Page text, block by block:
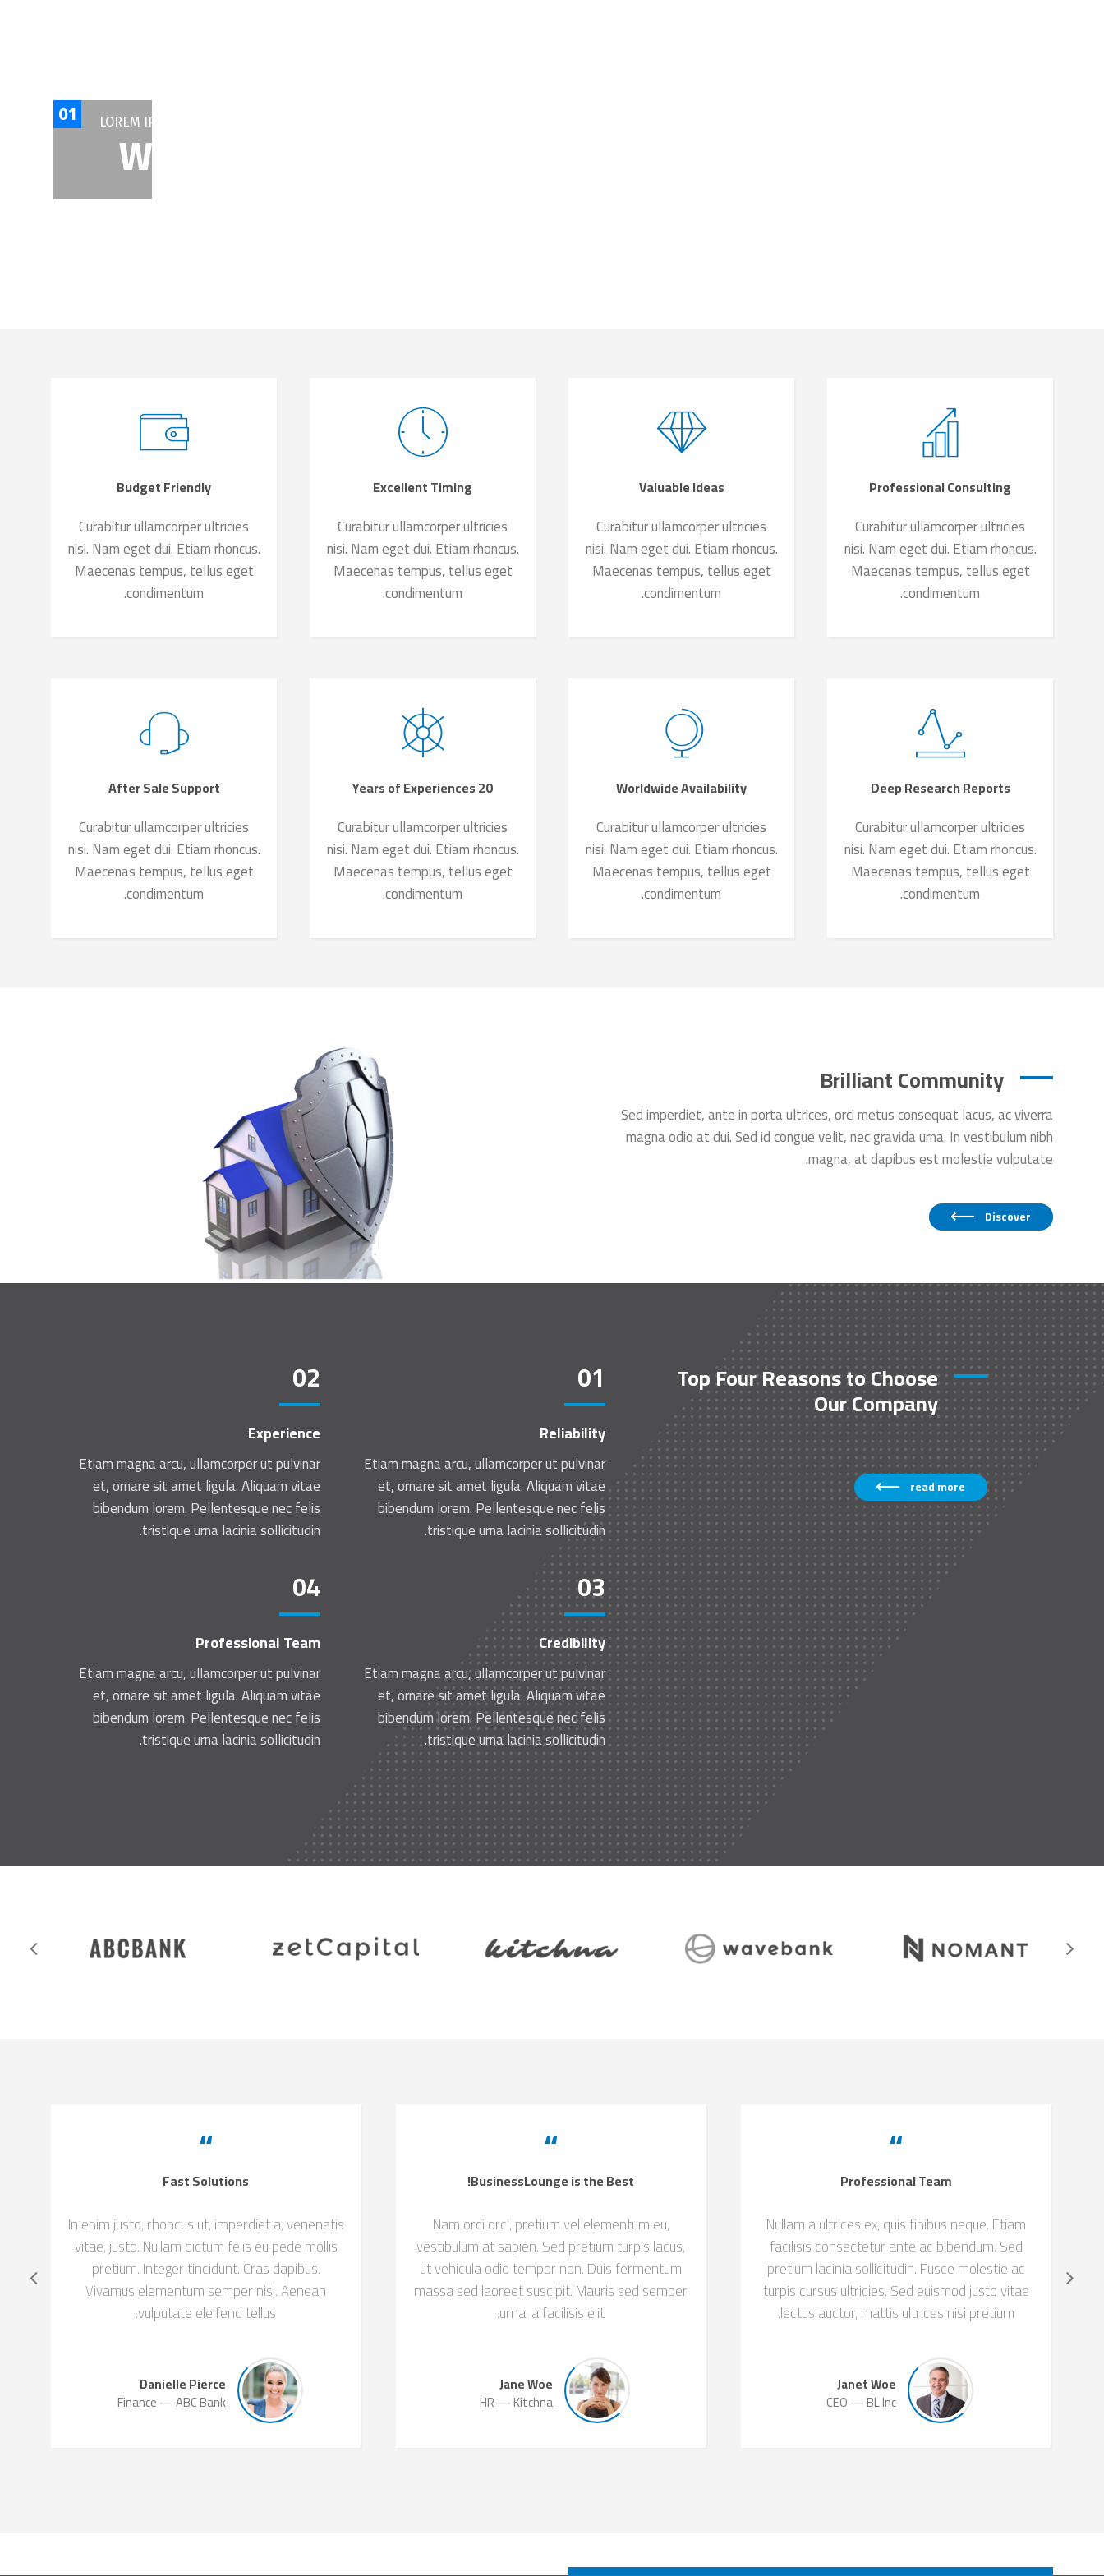
LOREM IPSUM DOLOR SIT AMET, CONSECTETUR ADIPISCING ELIT
WORK WITH WORLD CLASS EXPERTS
01
Professional Consulting
Curabitur ullamcorper ultricies
nisi. Nam eget dui. Etiam rhoncus.
Maecenas tempus, tellus eget
condimentum.
Valuable Ideas
Curabitur ullamcorper ultricies
nisi. Nam eget dui. Etiam rhoncus.
Maecenas tempus, tellus eget
condimentum.
Excellent Timing
Curabitur ullamcorper ultricies
nisi. Nam eget dui. Etiam rhoncus.
Maecenas tempus, tellus eget
condimentum.
Budget Friendly
Curabitur ullamcorper ultricies
nisi. Nam eget dui. Etiam rhoncus.
Maecenas tempus, tellus eget
condimentum.
Deep Research Reports
Curabitur ullamcorper ultricies
nisi. Nam eget dui. Etiam rhoncus.
Maecenas tempus, tellus eget
condimentum.
Worldwide Availability
Curabitur ullamcorper ultricies
nisi. Nam eget dui. Etiam rhoncus.
Maecenas tempus, tellus eget
condimentum.
20 Years of Experiences
Curabitur ullamcorper ultricies
nisi. Nam eget dui. Etiam rhoncus.
Maecenas tempus, tellus eget
condimentum.
After Sale Support
Curabitur ullamcorper ultricies
nisi. Nam eget dui. Etiam rhoncus.
Maecenas tempus, tellus eget
condimentum.
Brilliant Community
Sed imperdiet, ante in porta ultrices, orci metus consequat lacus, ac viverra
magna odio at dui. Sed id congue velit, nec gravida urna. In vestibulum nibh
magna, at dapibus est molestie vulputate.
Discover
Top Four Reasons to Choose
Our Company
read more
01
Reliability
Etiam magna arcu, ullamcorper ut pulvinar
et, ornare sit amet ligula. Aliquam vitae
bibendum lorem. Pellentesque nec felis
tristique urna lacinia sollicitudin.
02
Experience
Etiam magna arcu, ullamcorper ut pulvinar
et, ornare sit amet ligula. Aliquam vitae
bibendum lorem. Pellentesque nec felis
tristique urna lacinia sollicitudin.
03
Credibility
Etiam magna arcu, ullamcorper ut pulvinar
et, ornare sit amet ligula. Aliquam vitae
bibendum lorem. Pellentesque nec felis
tristique urna lacinia sollicitudin.
04
Professional Team
Etiam magna arcu, ullamcorper ut pulvinar
et, ornare sit amet ligula. Aliquam vitae
bibendum lorem. Pellentesque nec felis
tristique urna lacinia sollicitudin.
“
Professional Team
Nullam a ultrices ex, quis finibus neque. Etiam
facilisis consectetur ante ac bibendum. Sed
pretium lacinia sollicitudin. Fusce molestie ac
turpis cursus ultricies. Sed euismod justo vitae
lectus auctor, mattis ultrices nisi pretium.
Janet Woe
CEO
BL Inc
“
BusinessLounge is the Best!
Nam orci orci, pretium vel elementum eu,
vestibulum at sapien. Sed pretium turpis lacus,
ut vehicula odio tempor non. Duis fermentum
massa sed laoreet suscipit. Mauris sed semper
urna, a facilisis elit.
Jane Woe
HR
Kitchna
“
Fast Solutions
In enim justo, rhoncus ut, imperdiet a, venenatis
vitae, justo. Nullam dictum felis eu pede mollis
pretium. Integer tincidunt. Cras dapibus.
Vivamus elementum semper nisi. Aenean
vulputate eleifend tellus.
Danielle Pierce
Finance
ABC Bank